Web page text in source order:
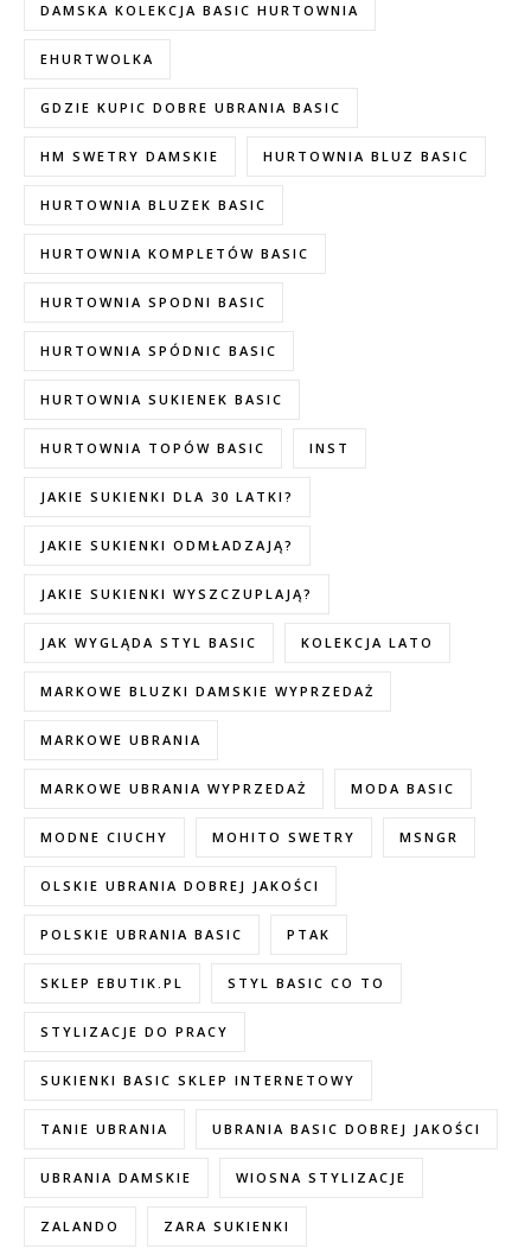
DAMSKA KOLEKCJA BASIC HURTOWNIA
EHURTWOLKA
GDZIE KUPIC DOBRE UBRANIA BASIC
HM SWETRY DAMSKIE HURTOWNIA BLUZ BASIC
HURTOWNIA BLUZEK BASIC
HURTOWNIA KOMPLETÓW BASIC
HURTOWNIA SPODNI BASIC
HURTOWNIA SPÓDNIC BASIC
HURTOWNIA SUKIENEK BASIC
HURTOWNIA TOPÓW BASIC INST
JAKIE SUKIENKI DLA 30 LATKI?
JAKIE SUKIENKI ODMŁADZAJĄ?
JAKIE SUKIENKI WYSZCZUPLAJĄ?
JAK WYGLĄDA STYL BASIC KOLEKCJA LATO
MARKOWE BLUZKI DAMSKIE WYPRZEDAŻ
MARKOWE UBRANIA
MARKOWE UBRANIA WYPRZEDAŻ MODA BASIC
MODNE CIUCHY MOHITO SWETRY MSNGR
OLSKIE UBRANIA DOBREJ JAKOŚCI
POLSKIE UBRANIA BASIC PTAK
SKLEP EBUTIK.PL STYL BASIC CO TO
STYLIZACJE DO PRACY
SUKIENKI BASIC SKLEP INTERNETOWY
TANIE UBRANIA UBRANIA BASIC DOBREJ JAKOŚCI
UBRANIA DAMSKIE WIOSNA STYLIZACJE
ZALANDO ZARA SUKIENKI